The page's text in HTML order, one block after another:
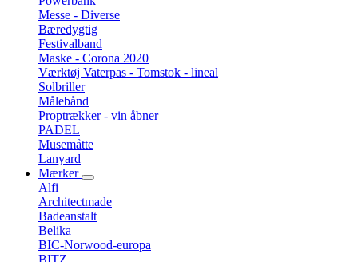
Messe - Diverse
Bæredygtig
Festivalband
Maske - Corona 2020
Værktøj Vaterpas - Tomstok - lineal
Solbriller
Målebånd
Proptrækker - vin åbner
PADEL
Musemåtte
Lanyard
Mærker
Alfi
Architectmade
Badeanstalt
Belika
BIC-Norwood-europa
BITZ